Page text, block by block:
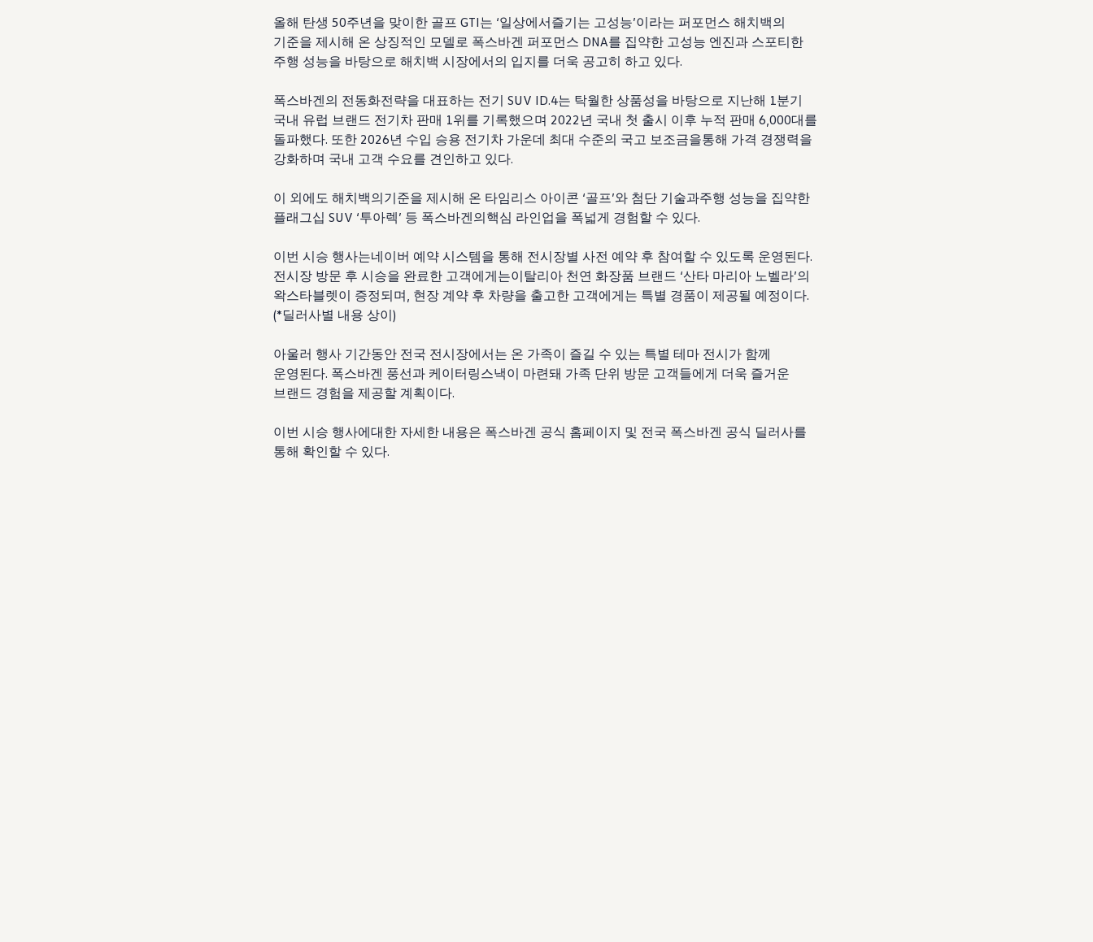
올해 탄생 50주년을 맞이한 골프 GTI는 ‘일상에서즐기는 고성능’이라는 퍼포먼스 해치백의
기준을 제시해 온 상징적인 모델로 폭스바겐 퍼포먼스 DNA를 집약한 고성능 엔진과 스포티한
주행 성능을 바탕으로 해치백 시장에서의 입지를 더욱 공고히 하고 있다.
폭스바겐의 전동화전략을 대표하는 전기 SUV ID.4는 탁월한 상품성을 바탕으로 지난해 1분기
국내 유럽 브랜드 전기차 판매 1위를 기록했으며 2022 년 국내 첫 출시 이후 누적 판매 6,000대를
돌파했다. 또한 2026년 수입 승용 전기차 가운데 최대 수준의 국고 보조금을통해 가격 경쟁력을
강화하며 국내 고객 수요를 견인하고 있다.
이 외에도 해치백의기준을 제시해 온 타임리스 아이콘 ‘골프’와 첨단 기술과주행 성능을 집약한
플래그십 SUV ‘투아렉’ 등 폭스바겐의핵심 라인업을 폭넓게 경험할 수 있다.
이번 시승 행사는네이버 예약 시스템을 통해 전시장별 사전 예약 후 참여할 수 있도록 운영된다.
전시장 방문 후 시승을 완료한 고객에게는이탈리아 천연 화장품 브랜드 ‘산타 마리아 노벨라’의
왁스타블렛이 증정되며, 현장 계약 후 차량을 출고한 고객에게는 특별 경품이 제공될 예정이다.
(*딜러사별 내용 상이)
아울러 행사 기간동안 전국 전시장에서는 온 가족이 즐길 수 있는 특별 테마 전시가 함께
운영된다. 폭스바겐 풍선과 케이터링스낵이 마련돼 가족 단위 방문 고객들에게 더욱 즐거운
브랜드 경험을 제공할 계획이다.
이번 시승 행사에대한 자세한 내용은 폭스바겐 공식 홈페이지 및 전국 폭스바겐 공식 딜러사를
통해 확인할 수 있다.